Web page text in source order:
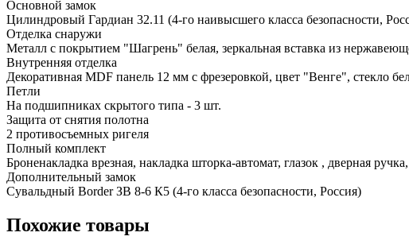
Основной замок
Цилиндровый Гардиан 32.11 (4-го наивысшего класса безопасности,
Отделка снаружи
Металл с покрытием "Шагрень" белая, зеркальная вставка из
Внутренняя отделка
Декоративная MDF панель 12 мм с фрезеровкой, цвет "Венге", стекло
Петли
На подшипниках скрытого типа - 3 шт.
Защита от снятия полотна
2 противосъемных ригеля
Полный комплект
Броненакладка врезная, накладка шторка-автомат, глазок , дверная
Дополнительный замок
Сувальдный Border ЗВ 8-6 К5 (4-го класса безопасности, Россия)
Похожие товары